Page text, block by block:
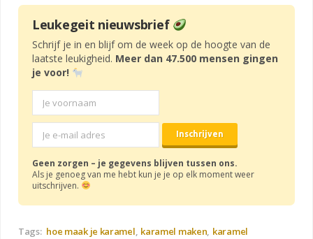
Leukegeit nieuwsbrief
Schrijf je in en blijf om de week op de hoogte van de
laatste leukigheid. Meer dan 47.500 mensen gingen
je voor!
Geen zorgen – je gegevens blijven tussen ons.
Als je genoeg van me hebt kun je je op elk moment weer
uitschrijven.
Tags: hoe maak je karamel karamel maken karamel